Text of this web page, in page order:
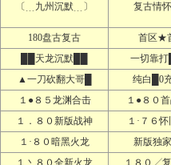
〔﹍九州沉默﹍〕 复古情
180盘古复古 首区★
██天龙沉默██
一切靠
▲一刀砍翻大哥█
纯白█0
１●８５龙渊合击
１●８０
１．８０新版战神
１·７６
１·８０暗黑火龙
新版独
１丶８０全新火龙
１８０╱